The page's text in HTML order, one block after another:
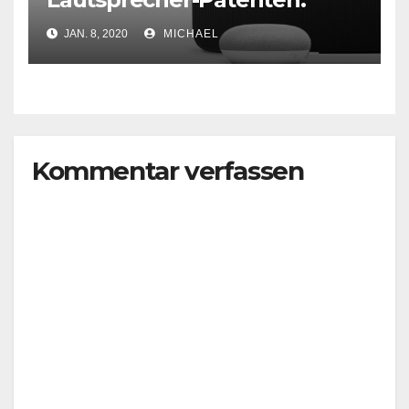
Sonos verklagt Google
JAN. 8, 2020 MICHAEL
Kommentar verfassen